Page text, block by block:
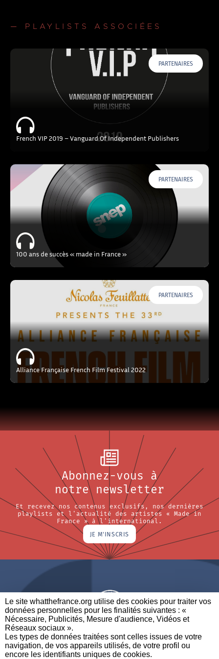
Le site whatthefrance.org utilise des cookies pour traiter vos
données personnelles pour les finalités suivantes : «
Nécessaire, Publicités, Mesure d'audience, Vidéos et
Réseaux sociaux ». ​
Les types de données traitées sont celles issues de votre
navigation, de vos appareils utilisés, de votre profil ou
encore les identifiants uniques de cookies. ​
— PLAYLISTS ASSOCIÉES
PARTENAIRES
French VIP 2019 – Vanguard Of Independent Publishers
PARTENAIRES
100 ans de succès « made in France »
PARTENAIRES
Alliance Française French Film Festival 2022
Abonnez-vous à
notre newsletter
Et recevez nos contenus exclusifs, nos dernières
playlists et l'actualité des artistes « Made in
France » à l'international.
JE M'INSCRIS
A BRAND OF
PARTENAIRES CONTACTEZ-NOUS MENTIONS LÉGALES